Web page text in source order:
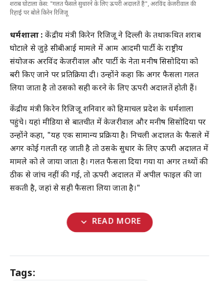
शराब घोटाला केस: "गलत फैसले सुधारने के लिए ऊपरी अदालतें हैं", अरविंद केजरीवाल की
रिहाई पर बोले किरेन रिजिजू
धर्मशाला : केंद्रीय मंत्री किरेन रिजिजू ने दिल्ली के तथाकथित शराब
घोटाले से जुड़े सीबीआई मामले में आम आदमी पार्टी के राष्ट्रीय
संयोजक अरविंद केजरीवाल और पार्टी के नेता मनीष सिसोदिया को
बरी किए जाने पर प्रतिक्रिया दी। उन्होंने कहा कि अगर फैसला गलत
लिया जाता है तो उसको सही करने के लिए ऊपरी अदालतें होती हैं।
केंद्रीय मंत्री किरेन रिजिजू शनिवार को हिमाचल प्रदेश के धर्मशाला
पहुंचे। यहां मीडिया से बातचीत में केजरीवाल और मनीष सिसोदिया पर
उन्होंने कहा, "यह एक सामान्य प्रक्रिया है। निचली अदालत के फैसले में
अगर कोई गलती रह जाती है तो उसके सुधार के लिए ऊपरी अदालत में
मामले को ले जाया जाता है। गलत फैसला दिया गया या अगर तथ्यों की
ठीक से जांच नहीं की गई, तो ऊपरी अदालत में अपील फाइल की जा
सकती है, जहां से सही फैसला लिया जाता है।"
expand_more READ MORE
Tags: